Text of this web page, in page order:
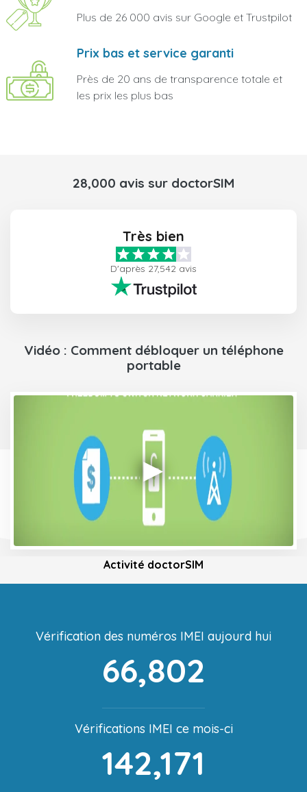
Plus de 26 000 avis sur Google et Trustpilot
Prix bas et service garanti
Près de 20 ans de transparence totale et
les prix les plus bas
28,000 avis sur doctorSIM
Très bien
D'après 27,542 avis
Vidéo : Comment débloquer un téléphone
portable
Activité doctorSIM
Vérification des numéros IMEI aujourd hui
66,802
Vérifications IMEI ce mois-ci
142,171